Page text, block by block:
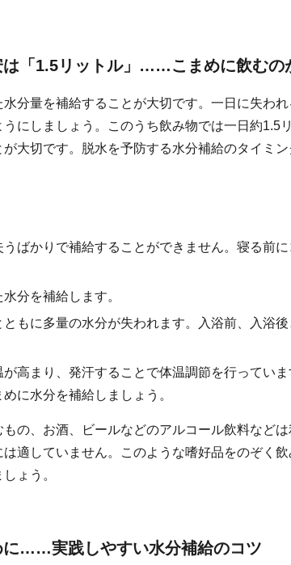
は「1.5リットル」……こまめに飲むの
分量を補給することが大切です。一日に失わ
にしましょう。このうち飲み物では一日約1.5
が大切です。脱水を予防する水分補給のタイミ
ばかりで補給することができません。寝る前に
分を補給します。
もに多量の水分が失われます。入浴前、入浴
高まり、発汗することで体温調節を行っていま
に水分を補給しましょう。
の、お酒、ビールなどのアルコール飲料など
適していません。このような嗜好品をのぞく飲
ょう。
に……実践しやすい水分補給のコツ